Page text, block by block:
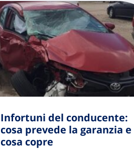
Infortuni del conducente:
cosa prevede la garanzia e
cosa copre